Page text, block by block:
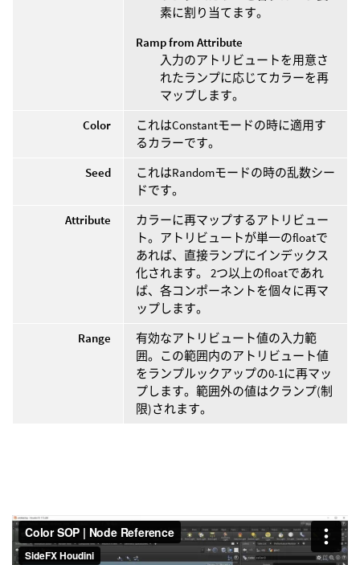
素に割り当てます。
Ramp from Attribute
入力のアトリビュートを用意さ
れたランプに応じてカラーを再
マップします。
Color
これはConstantモードの時に適用す
るカラーです。
Seed
これはRandomモードの時の乱数シー
ドです。
Attribute
カラーに再マップするアトリビュー
ト。アトリビュートが単一のfloatで
あれば、直接ランプにインデックス
化されます。 2つ以上のfloatであれ
ば、各コンポーネントを個々に再マ
ップします。
Range
有効なアトリビュート値の入力範
囲。この範囲内のアトリビュート値
をランプルックアップの0-1に再マッ
プします。範囲外の値はクランプ(制
限)されます。